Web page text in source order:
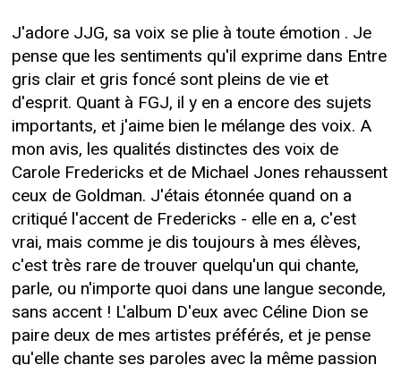
J'adore JJG, sa voix se plie à toute émotion . Je
pense que les sentiments qu'il exprime dans Entre
gris clair et gris foncé sont pleins de vie et
d'esprit. Quant à FGJ, il y en a encore des sujets
importants, et j'aime bien le mélange des voix. A
mon avis, les qualités distinctes des voix de
Carole Fredericks et de Michael Jones rehaussent
ceux de Goldman. J'étais étonnée quand on a
critiqué l'accent de Fredericks - elle en a, c'est
vrai, mais comme je dis toujours à mes élèves,
c'est très rare de trouver quelqu'un qui chante,
parle, ou n'importe quoi dans une langue seconde,
sans accent ! L'album D'eux avec Céline Dion se
paire deux de mes artistes préférés, et je pense
qu'elle chante ses paroles avec la même passion